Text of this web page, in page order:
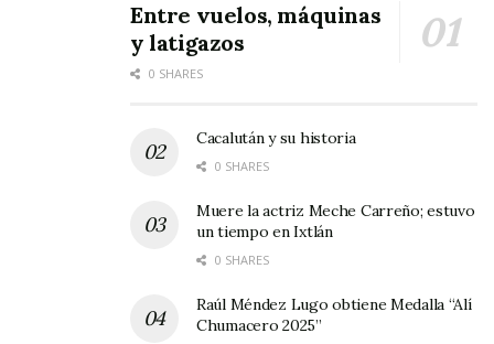
Entre vuelos, máquinas
y latigazos
0 SHARES
Cacalután y su historia
0 SHARES
Muere la actriz Meche Carreño; estuvo
un tiempo en Ixtlán
0 SHARES
Raúl Méndez Lugo obtiene Medalla “Alí
Chumacero 2025”